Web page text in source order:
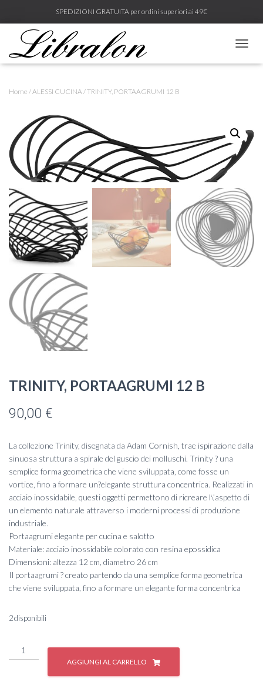
SPEDIZIONI GRATUITA per ordini superiori ai 49€
A
O
N
O
G
G
L
E
Home /ALESSI CUCINA/ TRINITY, PORTAAGRUMI 12 B
TRINITY, PORTAAGRUMI 12 B
90,00 €
La collezione Trinity, disegnata da Adam Cornish, trae ispirazione dalla
sinuosa struttura a spirale del guscio dei molluschi. Trinity ? una
semplice forma geometrica che viene sviluppata, come fosse un
vortice, fino a formare un?elegante struttura concentrica. Realizzati in
acciaio inossidabile, questi oggetti permettono di ricreare l\’aspetto di
un elemento naturale attraverso i moderni processi di produzione
industriale.
Portaagrumi elegante per cucina e salotto
Materiale: acciaio inossidabile colorato con resina epossidica
Dimensioni: altezza 12 cm, diametro 26 cm
Il portaagrumi ? creato partendo da una semplice forma geometrica
che viene sviluppata, fino a formare un elegante forma concentrica
2 disponibili
TRINITY,
PORTAAGRUMIAGGIUNGI AL CARRELLO